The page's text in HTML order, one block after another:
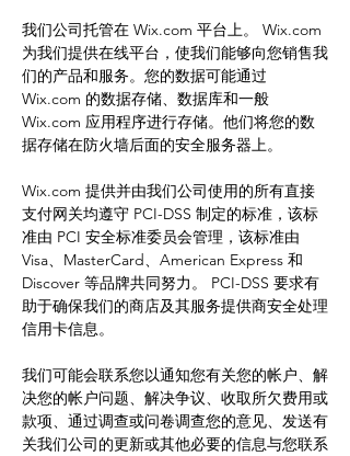
我们公司托管在 Wix.com 平台上。 Wix.com
为我们提供在线平台，使我们能够向您销售我
们的产品和服务。您的数据可能通过
Wix.com 的数据存储、数据库和一般
Wix.com 应用程序进行存储。他们将您的数
据存储在防火墙后面的安全服务器上。
Wix.com 提供并由我们公司使用的所有直接
支付网关均遵守 PCI-DSS 制定的标准，该标
准由 PCI 安全标准委员会管理，该标准由
Visa、MasterCard、American Express 和
Discover 等品牌共同努力。 PCI-DSS 要求有
助于确保我们的商店及其服务提供商安全处理
信用卡信息。
我们可能会联系您以通知您有关您的帐户、解
决您的帐户问题、解决争议、收取所欠费用或
款项、通过调查或问卷调查您的意见、发送有
关我们公司的更新或其他必要的信息与您联系